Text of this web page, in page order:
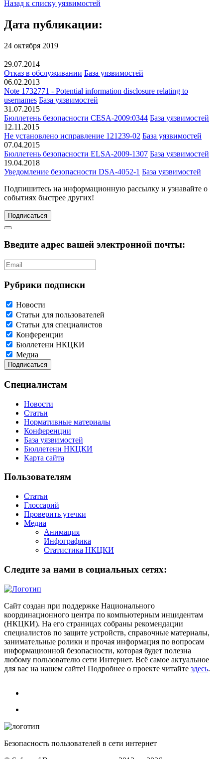
Назад к списку уязвимостей
Дата публикации:
24 октября 2019
29.07.2014
Отказ в обслуживании База уязвимостей
06.02.2013
Note 1732771 - Potential information disclosure relating to
usernames База уязвимостей
31.07.2015
Бюллетень безопасности CESA-2009:0344 База уязвимостей
12.11.2015
Не установлено исправление 121239-02 База уязвимостей
07.04.2015
Бюллетень безопасности ELSA-2009-1307 База уязвимостей
19.04.2018
Уведомление безопасности DSA-4052-1 База уязвимостей
Подпишитесь на информационную рассылку и узнавайте о
событиях быстрее других!
Подписаться
Введите адрес вашей электронной почты:
Рубрики подписки
Новости
Статьи для пользователей
Статьи для специалистов
Конференции
Бюллетени НКЦКИ
Медиа
Специалистам
Новости
Статьи
Нормативные материалы
Конференции
База уязвимостей
Бюллетени НКЦКИ
Карта сайта
Пользователям
Статьи
Глоссарий
Проверить утечки
Медиа
Анимация
Инфографика
Статистика НКЦКИ
Следите за нами в социальных сетях:
Сайт создан при поддержке Национального
координационного центра по компьютерным инцидентам
(НКЦКИ). На его страницах собраны рекомендации
специалистов по защите устройств, справочные материалы,
занимательные ролики и прочая информация по вопросам
информационной безопасности, которая будет полезна
любому пользователю сети Интернет. Всё самое актуальное
для вас на нашем сайте! Подробнее о проекте читайте здесь.
Безопасность пользователей в сети интернет